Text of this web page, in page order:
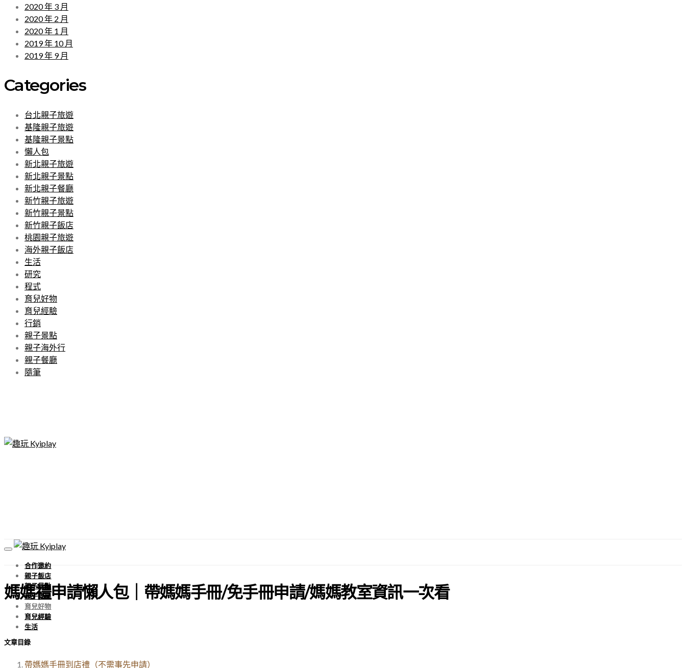
2020 年 3 月
2020 年 2 月
2020 年 1 月
2019 年 10 月
2019 年 9 月
Categories
台北親子旅遊
基隆親子旅遊
基隆親子景點
懶人包
新北親子旅遊
新北親子景點
新北親子餐廳
新竹親子旅遊
新竹親子景點
新竹親子飯店
桃園親子旅遊
海外親子飯店
生活
研究
程式
育兒好物
育兒經驗
行銷
親子景點
親子海外行
親子餐廳
隨筆
合作邀約
親子飯店
親子景點
親子餐廳
育兒好物
育兒經驗
生活
媽媽禮申請懶人包｜帶媽媽手冊/免手冊申請/媽媽教室資訊一次看
文章目錄
帶媽媽手冊到店禮（不需事先申請）